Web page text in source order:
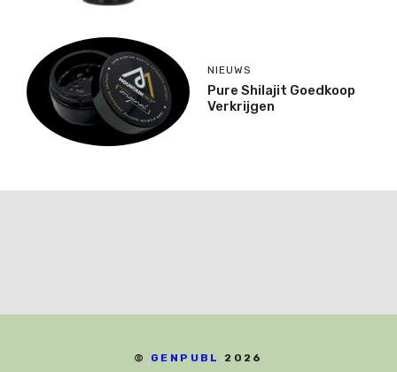
NIEUWS
Pure Shilajit Goedkoop
Verkrijgen
© GENPUBL 2026